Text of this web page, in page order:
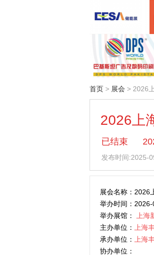
首页 > 展会 > 2026
2026上
发布时间:2025-
已结束
展会名称：2026
举办时间：
举办展馆：
上
主办单位：
上海
承办单位：
上海
协办单位：